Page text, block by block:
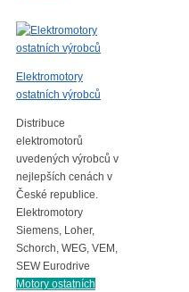
Elektromotory
ostatních výrobců
Distribuce
elektromotorů
uvedených výrobců v
nejlepších cenách v
České republice.
Elektromotory
Siemens, Loher,
Schorch, WEG, VEM,
SEW Eurodrive
Motory ostatních